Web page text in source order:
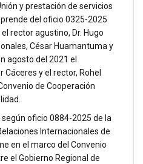
y prestación de servicios
del oficio 0325-2025
rector agustino, Dr. Hugo
César Huamantuma y
agosto del 2021 el
y el rector, Rohel
de Cooperación
oficio 0884-2025 de la
Internacionales de
en el marco del Convenio
el Gobierno Regional de